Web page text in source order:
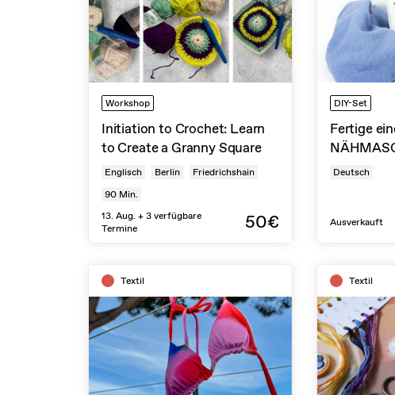
Workshop
Initiation to Crochet: Learn
to Create a Granny Square
Englisch Berlin
Friedrichshain
90 Min.
13. Aug. + 3 verfügbare
Termine
50€
DIY-Set
Fertige
Deutsch
Ausverkauft
Textil Textil